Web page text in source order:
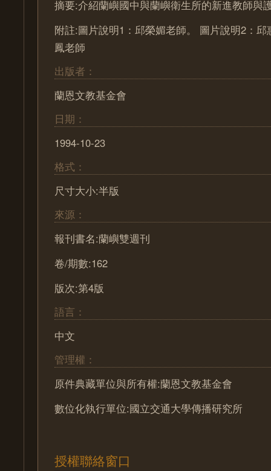
摘要:介紹蘭嶼國中與蘭嶼衛生所的新進教師與
附註:圖片說明1：邱榮媚老師。 圖片說明2：
鳳老師
出版者：
蘭恩文教基金會
日期：
1994-10-23
格式：
尺寸大小:半版
來源：
報刊書名:蘭嶼雙週刊
卷/期數:162
版次:第4版
語言：
中文
管理權：
原件典藏單位與所有權:蘭恩文教基金會
數位化執行單位:國立交通大學傳播研究所
授權聯絡窗口